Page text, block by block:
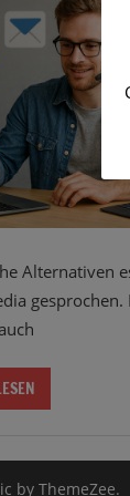
Alternativen
by ThemeZee.